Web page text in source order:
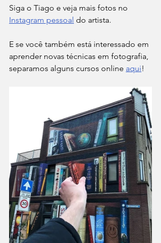
Siga o Tiago e veja mais fotos no
Instagram pessoal do artista.
E se você também está interessado em
aprender novas técnicas em fotografia,
separamos alguns cursos online aqui!